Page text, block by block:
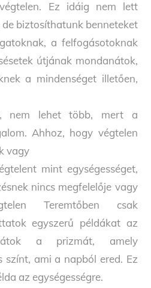
Ez idáig nem lett
biztosíthatunk benneteket
a felfogásotoknak
útjának mondanátok,
a mindenséget illetően,
nem lehet több, mert a
Ahhoz, hogy végtelen
vagy
mint egységességet,
nincs megfelelője vagy
Teremtőben csak
egyszerű példákat az
a prizmát, amely
színt, ami a napból ered. Ez
az egységességre.